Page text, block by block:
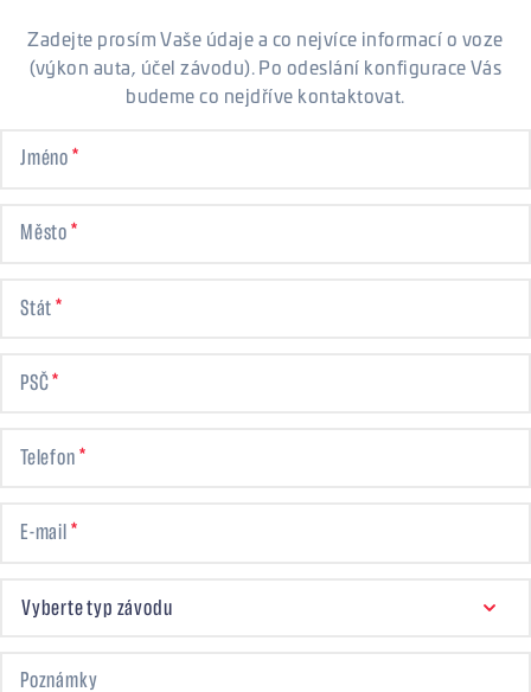
Zadejte prosím Vaše údaje a co nejvíce informací o voze
(výkon auta, účel závodu). Po odeslání konfigurace Vás
budeme co nejdříve kontaktovat.
Jméno
Město
Stát
PSČ
Telefon
E-mail
Vyberte typ závodu
Poznámky